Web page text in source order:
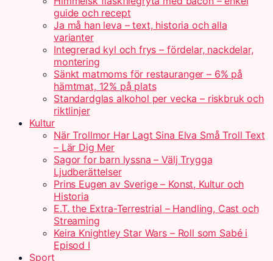
guide och recept
Ja må han leva – text, historia och alla
varianter
Integrerad kyl och frys – fördelar, nackdelar,
montering
Sänkt matmoms för restauranger – 6% på
hämtmat, 12% på plats
Standardglas alkohol per vecka – riskbruk och
riktlinjer
Kultur
När Trollmor Har Lagt Sina Elva Små Troll Text
– Lär Dig Mer
Sagor for barn lyssna – Välj Trygga
Ljudberättelser
Prins Eugen av Sverige – Konst, Kultur och
Historia
E.T. the Extra-Terrestrial – Handling, Cast och
Streaming
Keira Knightley Star Wars – Roll som Sabé i
Episod I
Sport